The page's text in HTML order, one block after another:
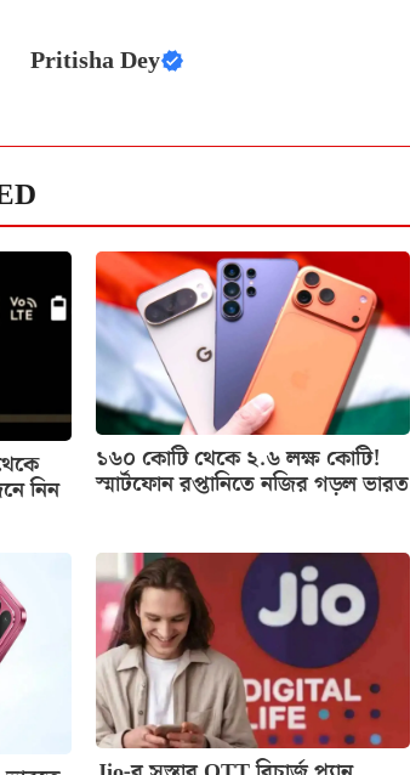
Pritisha Dey
নিন
১৬০ কোটি থেকে ২.৬ লক্ষ কোটি!
স্মার্টফোন রপ্তানিতে নজির গড়ল ভারত